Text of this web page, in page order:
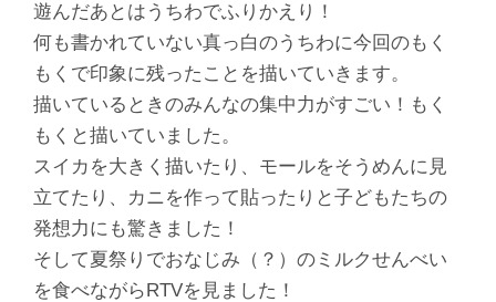
遊んだあとはうちわでふりかえり！
何も書かれていない真っ白のうちわに今回のもく
もくで印象に残ったことを描いていきます。
描いているときのみんなの集中力がすごい！もく
もくと描いていました。
スイカを大きく描いたり、モールをそうめんに見
立てたり、カニを作って貼ったりと子どもたちの
発想力にも驚きました！
そして夏祭りでおなじみ（？）のミルクせんべい
を食べながらRTVを見ました！